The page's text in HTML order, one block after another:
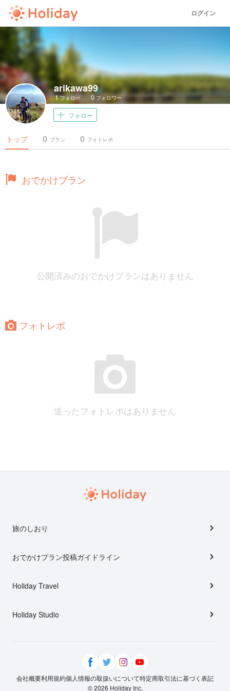
ログイン
arikawa99
1フォロー 0 フォロワー
フォロー
トップ プラン
0 フォトレポ
0
おでかけプラン
公開済みのおでかけプランはありません
フォトレポ
送ったフォトレポはありません
旅のしおり
おでかけプラン投稿ガイドライン
Holiday Travel
Holiday Studio
会社概要利用規約個人情報の取扱いについて特定商取引法に基づく表記
© 2026 Holiday Inc.